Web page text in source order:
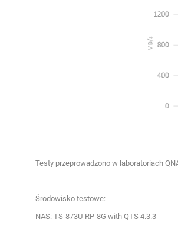
Testy przeprowadzono w laboratoriach
Środowisko testowe:
NAS: TS-873U-RP-8G with QTS 4.3.3